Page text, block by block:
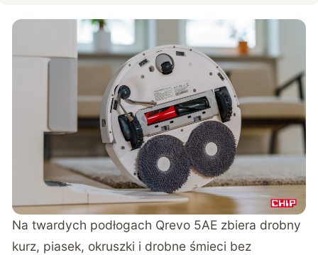
Na twardych podłogach Qrevo 5AE zbiera drobny
kurz, piasek, okruszki i drobne śmieci bez